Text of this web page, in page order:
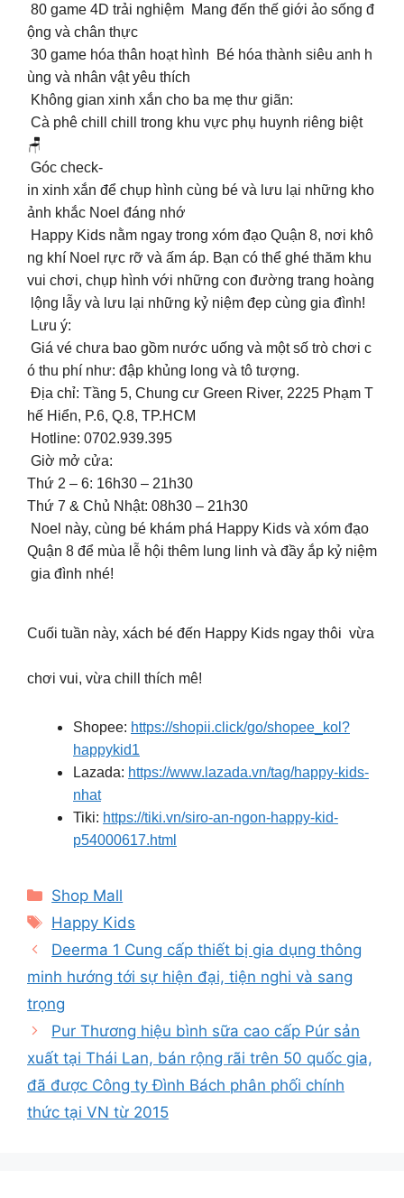
80 game 4D trải nghiệm Mang đến thế giới ảo sống đ
ộng và chân thực
30 game hóa thân hoạt hình Bé hóa thành siêu anh h
ùng và nhân vật yêu thích ‍️
Không gian xinh xắn cho ba mẹ thư giãn:
Cà phê chill chill trong khu vực phụ huynh riêng biệt
🪑
Góc check-
in xinh xắn để chụp hình cùng bé và lưu lại những kho
ảnh khắc Noel đáng nhớ ️
Happy Kids nằm ngay trong xóm đạo Quận 8, nơi khô
ng khí Noel rực rỡ và ấm áp. Bạn có thể ghé thăm khu
vui chơi, chụp hình với những con đường trang hoàng
lộng lẫy và lưu lại những kỷ niệm đẹp cùng gia đình!
Lưu ý:
️ Giá vé chưa bao gồm nước uống và một số trò chơi c
ó thu phí như: đập khủng long và tô tượng.
Địa chỉ: Tầng 5, Chung cư Green River, 2225 Phạm T
hế Hiển, P.6, Q.8, TP.HCM
Hotline: 0702.939.395
Giờ mở cửa:
Thứ 2 – 6: 16h30 – 21h30
Thứ 7 & Chủ Nhật: 08h30 – 21h30
Noel này, cùng bé khám phá Happy Kids và xóm đạo
Quận 8 để mùa lễ hội thêm lung linh và đầy ắp kỷ niệm
gia đình nhé! ️
Cuối tuần này, xách bé đến Happy Kids ngay thôi vừa
chơi vui, vừa chill thích mê!
Shopee: https://shopii.click/go/shopee_kol?
happykid1
Lazada: https://www.lazada.vn/tag/happy-kids-
nhat
Tiki: https://tiki.vn/siro-an-ngon-happy-kid-
p54000617.html
Categories
Shop Mall
Tags
Happy Kids
Deerma 1 Cung cấp thiết bị gia dụng thông
minh hướng tới sự hiện đại, tiện nghi và sang
trọng
Pur Thương hiệu bình sữa cao cấp Púr sản
xuất tại Thái Lan, bán rộng rãi trên 50 quốc gia,
đã được Công ty Đình Bách phân phối chính
thức tại VN từ 2015